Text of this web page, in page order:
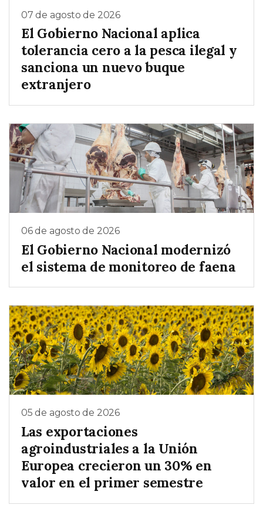
07 de agosto de 2026
El Gobierno Nacional aplica
tolerancia cero a la pesca ilegal y
sanciona un nuevo buque
extranjero
06 de agosto de 2026
El Gobierno Nacional modernizó
el sistema de monitoreo de faena
05 de agosto de 2026
Las exportaciones
agroindustriales a la Unión
Europea crecieron un 30% en
valor en el primer semestre